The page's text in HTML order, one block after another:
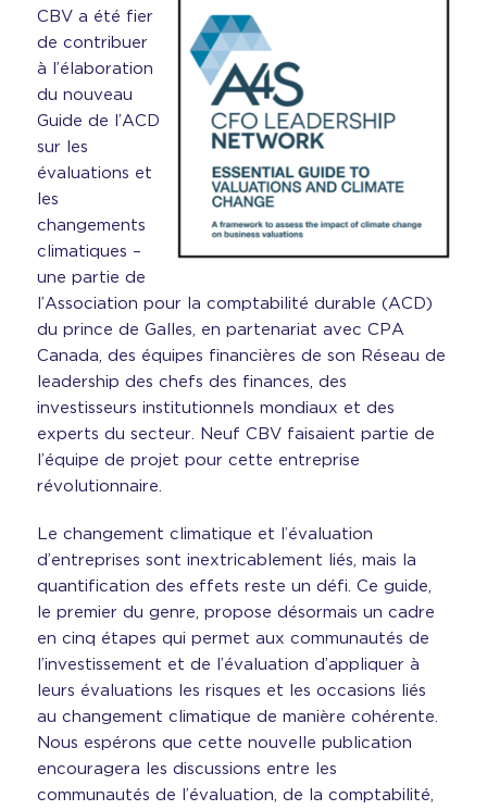
CBV a été fier
de contribuer
à l’élaboration
du nouveau
Guide de l’ACD
sur les
évaluations et
les
changements
climatiques –
une partie de
l’Association pour la comptabilité durable (ACD)
du prince de Galles, en partenariat avec CPA
Canada, des équipes financières de son Réseau de
leadership des chefs des finances, des
investisseurs institutionnels mondiaux et des
experts du secteur. Neuf CBV faisaient partie de
l’équipe de projet pour cette entreprise
révolutionnaire.
Le changement climatique et l’évaluation
d’entreprises sont inextricablement liés, mais la
quantification des effets reste un défi. Ce guide,
le premier du genre, propose désormais un cadre
en cinq étapes qui permet aux communautés de
l’investissement et de l’évaluation d’appliquer à
leurs évaluations les risques et les occasions liés
au changement climatique de manière cohérente.
Nous espérons que cette nouvelle publication
encouragera les discussions entre les
communautés de l’évaluation, de la comptabilité,